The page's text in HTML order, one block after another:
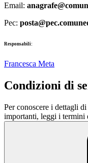
Email:
Pec:
Responsabili:
Francesca Meta
Condizioni di
Per conoscere i dettagli
importanti, leggi i termini